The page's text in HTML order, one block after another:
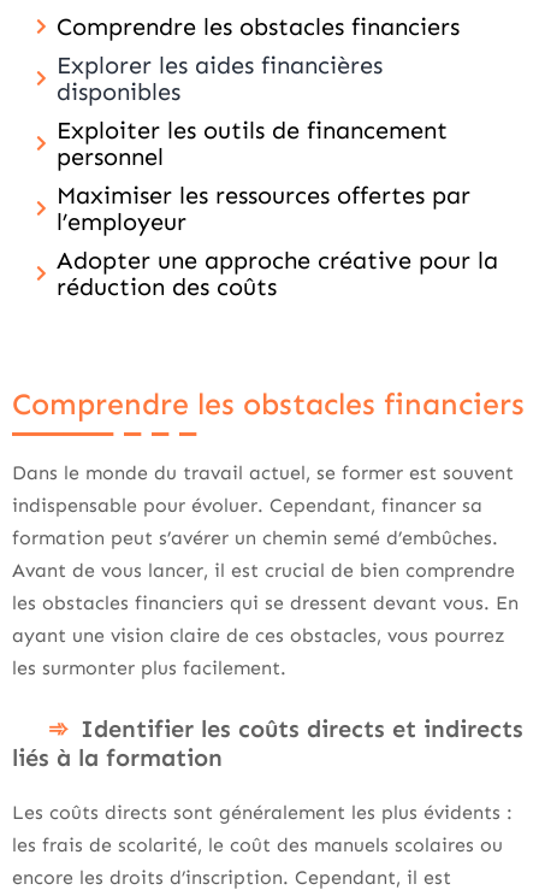
Comprendre les obstacles financiers
Explorer les aides financières
disponibles
Exploiter les outils de financement
personnel
Maximiser les ressources offertes par
l’employeur
Adopter une approche créative pour la
réduction des coûts
Comprendre les obstacles financiers
Dans le monde du travail actuel, se former est souvent
indispensable pour évoluer. Cependant, financer sa
formation peut s’avérer un chemin semé d’embûches.
Avant de vous lancer, il est crucial de bien comprendre
les obstacles financiers qui se dressent devant vous. En
ayant une vision claire de ces obstacles, vous pourrez
les surmonter plus facilement.
Identifier les coûts directs et indirects
liés à la formation
Les coûts directs sont généralement les plus évidents :
les frais de scolarité, le coût des manuels scolaires ou
encore les droits d’inscription. Cependant, il est